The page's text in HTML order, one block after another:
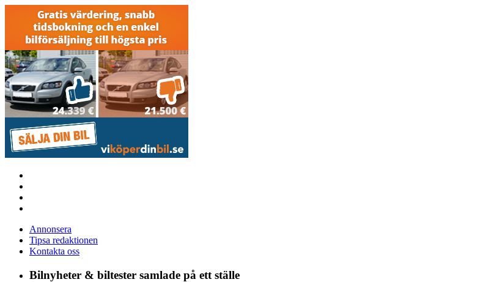
Annonsera
Tipsa redaktionen
Kontakta oss
Bilnyheter & biltester samlade på ett ställe